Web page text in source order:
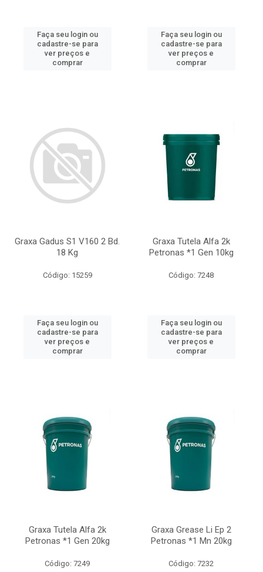
Faça seu login ou
cadastre-se para
ver preços e
comprar
Faça seu login ou
cadastre-se para
ver preços e
comprar
Graxa Gadus S1 V160 2 Bd.
18 Kg
Código: 15259
Faça seu login ou
cadastre-se para
ver preços e
comprar
Graxa Tutela Alfa 2k
Petronas *1 Gen 10kg
Código: 7248
Faça seu login ou
cadastre-se para
ver preços e
comprar
Graxa Tutela Alfa 2k
Petronas *1 Gen 20kg
Código: 7249
Graxa Grease Li Ep 2
Petronas *1 Mn 20kg
Código: 7232